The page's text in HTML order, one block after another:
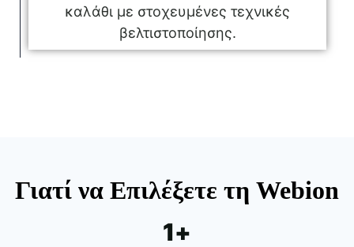
καλάθι με στοχευμένες τεχνικές
βελτιστοποίησης.
Γιατί να Επιλέξετε τη Webion
1+